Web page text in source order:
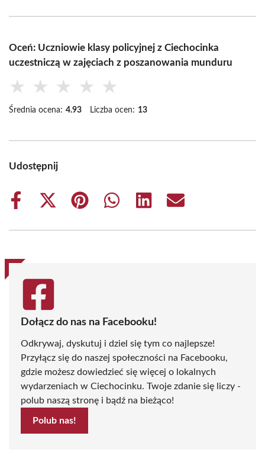
Oceń: Uczniowie klasy policyjnej z Ciechocinka
uczestniczą w zajęciach z poszanowania munduru
★ ★ ★ ★ ★
Średnia ocena: 4.93 Liczba ocen: 13
Udostępnij
Share
Share
(Twitter)
Share
Share
Share
Share
Dołącz do nas na Facebooku!
Odkrywaj, dyskutuj i dziel się tym co najlepsze!
Przyłącz się do naszej społeczności na Facebooku,
gdzie możesz dowiedzieć się więcej o lokalnych
wydarzeniach w Ciechocinku. Twoje zdanie się liczy -
polub naszą stronę i bądź na bieżąco!
Polub nas!